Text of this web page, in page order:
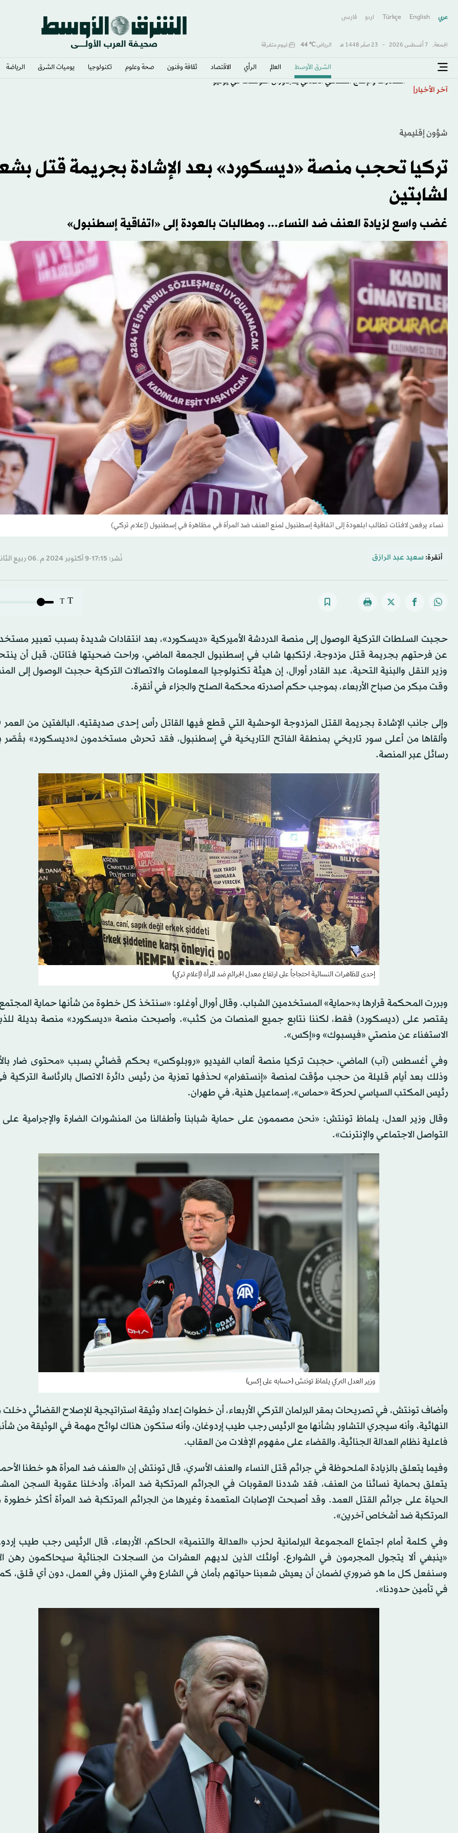
عربي English
Türkçe اردو فارسى
الجمعة, 7 أغسطس 2026 - 23 صفَر 1448 هـ الرياض℃
44 غيوم متفرقة
الشرق الأوسط​ العالم الرأي الاقتصاد ثقافة وفنون صحة وعلوم تكنولوجيا يوميات الشرق​ الرياضة
آخر الأخبار الصادرات والإنتاج الصناعي الألماني يتجاوزان التوقعات في يونيو
شؤون إقليمية
تركيا تحجب منصة «ديسكورد» بعد الإشادة بجريمة قتل
لشابتين
غضب واسع لزيادة العنف ضد النساء... ومطالبات بالعودة إلى «اتفاقية إسطنبول»
نساء يرفعن لافتات تطالب ابلعودة إلى اتفاقية إسطنبول لمنع العنف ضد المرأة في مظاهرة في إسطنبول (إعلام تركي)
أنقرة: سعيد عبد الرازق نُشر: 17:15-9 أكتوبر 2024 م ـ 06 ربيع الثاني 1446 هـ
T
T
حجبت السلطات التركية الوصول إلى منصة الدردشة الأميركية «ديسكورد»، بعد انتقادات شديدة بسبب تعبير
عن فرحتهم بجريمة قتل مزدوجة، ارتكبها شاب في إسطنبول الجمعة الماضي، وراحت ضحيتها فتاتان، قبل أن
وزير النقل والبنية التحية، عبد القادر أورال، إن هيئة تكنولوجيا المعلومات والاتصالات التركية حجبت الوصول إلى
وقت مبكر من صباح الأربعاء، بموجب حكم أصدرته محكمة الصلح والجزاء في أنقرة.
وألقاها من أعلى سور تاريخي بمنطقة الفاتح التاريخية في إسطنبول، فقد تحرش مستخدمون لـ«ديسكورد»
رسائل عبر المنصة.
إحدى المظاهرات النسائية احتجاجاً على ارتفاع معدل الجرائم ضد المرأة (إعلام تركي)
وبررت المحكمة قرارها بـ«حماية» المستخدمين الشباب. وقال أورال أوغلو: «سنتخذ كل خطوة من شأنها حماية المجتمع.
يقتصر على (ديسكورد) فقط، لكننا نتابع جميع المنصات من كثب». وأصبحت منصة «ديسكورد» منصة بديلة
الاستغناء عن منصتي «فيسبوك» و«إكس».
وفي أغسطس (آب) الماضي، حجبت تركيا منصة ألعاب الفيديو «روبلوكس» بحكم قضائي بسبب «محتوى ضار
وذلك بعد أيام قليلة من حجب مؤقت لمنصة «إنستغرام» لحذفها تعزية من رئيس دائرة الاتصال بالرئاسة التركية
رئيس المكتب السياسي لحركة «حماس»، إسماعيل هنية، في طهران.
وقال وزير العدل، يلماظ تونتش: «نحن مصممون على حماية شبابنا وأطفالنا من المنشورات الضارة والإجرامية
التواصل الاجتماعي والإنترنت».
وزير العدل التركي يلماظ تونتش (حسابه على إكس)
وأضاف تونتش، في تصريحات بمقر البرلمان التركي الأربعاء، أن خطوات إعداد وثيقة استراتيجية للإصلاح القضائي دخلت
النهائية، وأنه سيجري التشاور بشأنها مع الرئيس رجب طيب إردوغان، وأنه ستكون هناك لوائح مهمة في الوثيقة من
فاعلية نظام العدالة الجنائية، والقضاء على مفهوم الإفلات من العقاب.
وفيما يتعلق بالزيادة الملحوظة في جرائم قتل النساء والعنف الأسري، قال تونتش إن «العنف ضد المرأة هو خطنا
يتعلق بحماية نسائنا من العنف، فقد شددنا العقوبات في الجرائم المرتكبة ضد المرأة، وأدخلنا عقوبة السجن
الحياة على جرائم القتل العمد. وقد أصبحت الإصابات المتعمدة وغيرها من الجرائم المرتكبة ضد المرأة أكثر
المرتكبة ضد أشخاص آخرين».
وفي كلمة أمام اجتماع المجموعة البرلمانية لحزب «العدالة والتنمية» الحاكم، الأربعاء، قال الرئيس رجب طيب
«ينبغي ألا يتجول المجرمون في الشوارع. أولئك الذين لديهم العشرات من السجلات الجنائية سيحاكمون رهن
وسنفعل كل ما هو ضروري لضمان أن يعيش شعبنا حياتهم بأمان في الشارع وفي المنزل وفي العمل، دون أي قلق،
في تأمين حدودنا».